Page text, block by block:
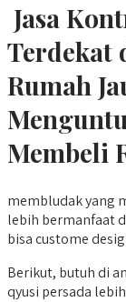
Jasa
Terdekat
Rumah
Membeli
membludak yang
lebih bermanfaat
bisa custome
Berikut, butuh di
qyusi persada